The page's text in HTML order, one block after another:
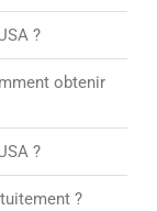
?
obtenir
?
?